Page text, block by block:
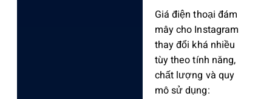
Giá điện thoại đám
mây cho Instagram
thay đổi khá nhiều
tùy theo tính năng,
chất lượng và quy
mô sử dụng: